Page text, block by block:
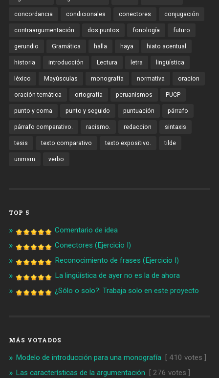
concordancia condicionales conectores conjugación
contraargumentación dos puntos fonología futuro
gerundio Gramática halla haya hiato acentual
historia introducción Lectura letra lingüística
léxico Mayúsculas monografía normativa oracion
oración temática ortografía peruanismos PUCP
punto y coma punto y seguido puntuación párrafo
párrafo comparativo. racismo. redaccion sintaxis
tesis texto comparativo texto expositivo. tilde
unmsm verbo
TOP 5
Comentario de idea
Conectores (Ejercicio I)
Reconocimiento de frases (Ejercicio I)
La lingüística de ayer no es la de ahora
¿Sólo o solo?: Trabaja solo en este proyecto
MÁS VOTADOS
Modelo de introducción para una monografía[ 410 votes ]
Las características de la argumentación [ 276 votes ]